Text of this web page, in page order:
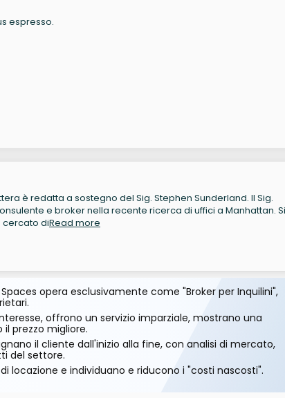
espresso.
è redatta a sostegno del Sig. Stephen Sunderland. Il Sig.
e broker nella recente ricerca di uffici a Manhattan.
cercato diRead more
opera esclusivamente come "Broker per Inquilini",
offrono un servizio imparziale, mostrano una
prezzo migliore.
il cliente dall'inizio alla fine, con analisi di mercato,
del settore.
locazione e individuano e riducono i "costi nascosti".